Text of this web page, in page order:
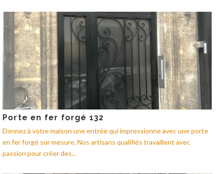
Porte en fer forgé 132
Donnez à votre maison une entrée qui impressionne avec une porte
en fer forgé sur mesure. Nos artisans qualifiés travaillent avec
passion pour créer des...